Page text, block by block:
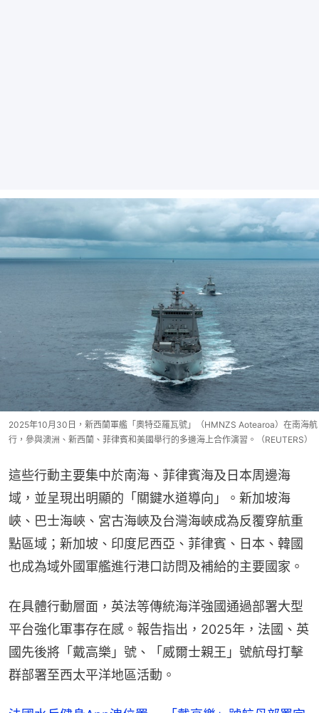
2025年10月30日，新西蘭軍艦「奧特亞羅瓦號」（HMNZS Aotearoa）在南海航
行，參與澳洲、新西蘭、菲律賓和美國舉行的多邊海上合作演習。（REUTERS）
這些行動主要集中於南海、菲律賓海及日本周邊海
域，並呈現出明顯的「關鍵水道導向」。新加坡海
峽、巴士海峽、宮古海峽及台灣海峽成為反覆穿航重
點區域；新加坡、印度尼西亞、菲律賓、日本、韓國
也成為域外國軍艦進行港口訪問及補給的主要國家。
在具體行動層面，英法等傳統海洋強國通過部署大型
平台強化軍事存在感。報告指出，2025年，法國、英
國先後將「戴高樂」號、「威爾士親王」號航母打擊
群部署至西太平洋地區活動。